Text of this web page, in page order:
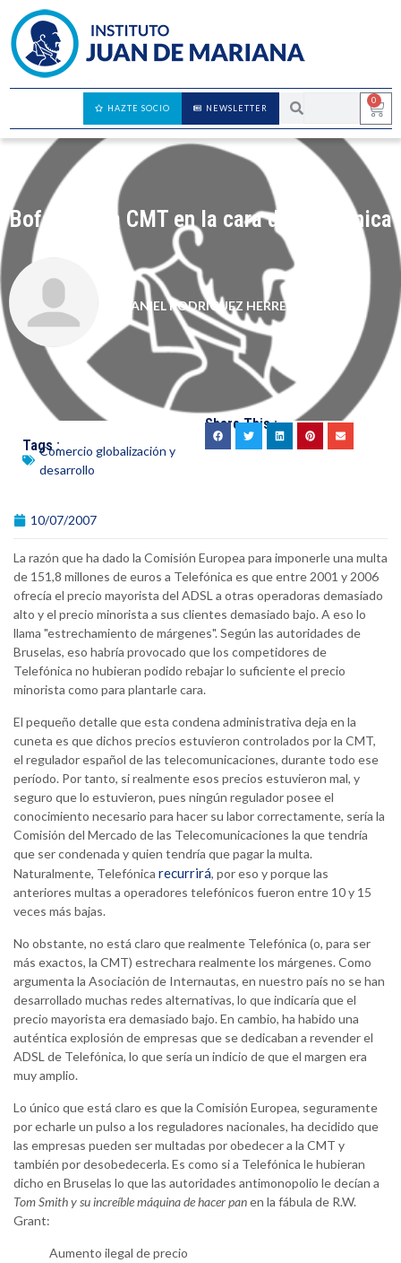
0
NEWSLETTER
HAZTE SOCIO
Bofetón a la CMT en la cara de Telefónica
DANIEL RODRÍGUEZ HERRERA
Tags :
Comercio globalización y
desarrollo
Share This :
10/07/2007
La razón que ha dado la Comisión Europea para imponerle una multa
de 151,8 millones de euros a Telefónica es que entre 2001 y 2006
ofrecía el precio mayorista del ADSL a otras operadoras demasiado
alto y el precio minorista a sus clientes demasiado bajo. A eso lo
llama "estrechamiento de márgenes". Según las autoridades de
Bruselas, eso habría provocado que los competidores de
Telefónica no hubieran podido rebajar lo suficiente el precio
minorista como para plantarle cara.
El pequeño detalle que esta condena administrativa deja en la
cuneta es que dichos precios estuvieron controlados por la CMT,
el regulador español de las telecomunicaciones, durante todo ese
período. Por tanto, si realmente esos precios estuvieron mal, y
seguro que lo estuvieron, pues ningún regulador posee el
conocimiento necesario para hacer su labor correctamente, sería la
Comisión del Mercado de las Telecomunicaciones la que tendría
que ser condenada y quien tendría que pagar la multa.
Naturalmente, Telefónica recurrirá, por eso y porque las
anteriores multas a operadores telefónicos fueron entre 10 y 15
veces más bajas.
No obstante, no está claro que realmente Telefónica (o, para ser
más exactos, la CMT) estrechara realmente los márgenes. Como
argumenta la Asociación de Internautas, en nuestro país no se han
desarrollado muchas redes alternativas, lo que indicaría que el
precio mayorista era demasiado bajo. En cambio, ha habido una
auténtica explosión de empresas que se dedicaban a revender el
ADSL de Telefónica, lo que sería un indicio de que el margen era
muy amplio.
Lo único que está claro es que la Comisión Europea, seguramente
por echarle un pulso a los reguladores nacionales, ha decidido que
las empresas pueden ser multadas por obedecer a la CMT y
también por desobedecerla. Es como si a Telefónica le hubieran
dicho en Bruselas lo que las autoridades antimonopolio le decían a
Tom Smith y su increíble máquina de hacer panen la fábula de R.W.
Grant:
Aumento ilegal de precio